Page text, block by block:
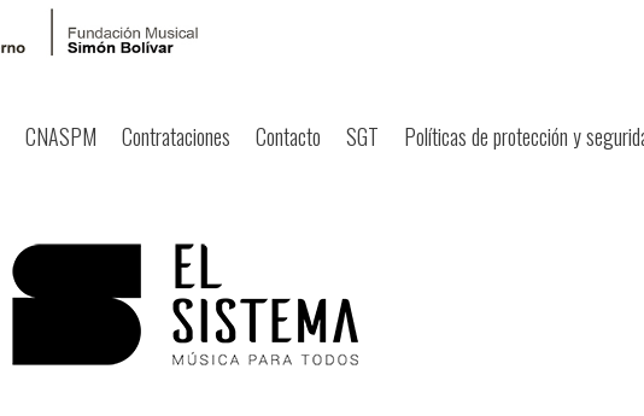
CNASPM Contrataciones Contacto SGT Políticas de protección y